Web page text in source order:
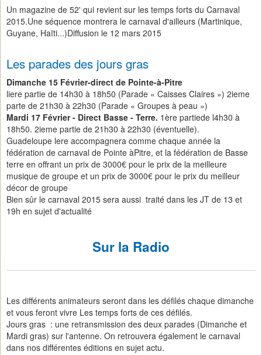
Un magazine de 52' qui revient sur les temps forts du Carnaval
2015.Une séquence montrera le carnaval d'ailleurs (Martinique,
Guyane, Haïti...)Diffusion le 12 mars 2015
Les parades des jours gras
Dimanche 15 Février-direct de Pointe-à-Pitre
liere partie de 14h30 à 18h50 (Parade « Caisses Claires ») 2ieme
parte de 21h30 à 22h30 (Parade « Groupes à peau »)
Mardi 17 Février - Direct Basse - Terre. 1ère partiede l4h30 à
18h50. 2ieme partie de 21h30 à 22h30 (éventuelle).
Guadeloupe lere accompagnera comme chaque année la
fédération de carnaval de Pointe àPitre, et la fédération de Basse
terre en offrant un prix de 3000€ pour le prix de la meilleure
musique de groupe et un prix de 3000€ pour le prix du meilleur
décor de groupe
Bien sûr le carnaval 2015 sera aussi traité dans les JT de 13 et
19h en sujet d'actualité
Sur la Radio
Les différents animateurs seront dans les défilés chaque dimanche
et vous feront vivre Les temps forts de ces défilés.
Jours gras : une retransmission des deux parades (Dimanche et
Mardi gras) sur l'antenne. On retrouvera également le carnaval
dans nos différentes éditions en sujet actu.